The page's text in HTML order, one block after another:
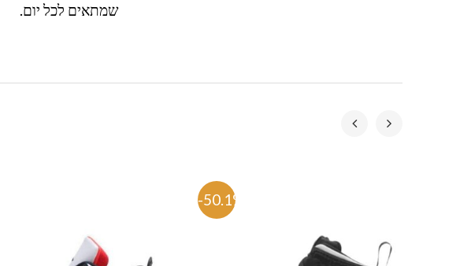
שמתאים לכל יום.
-50.1%